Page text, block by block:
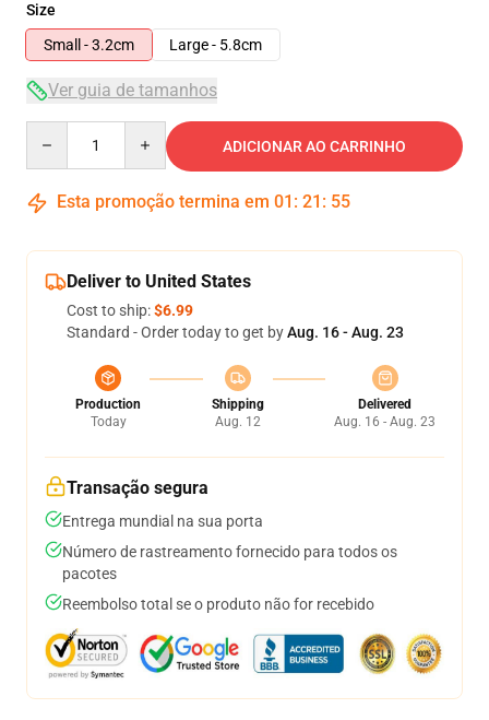
Size
Small - 3.2cm
Large - 5.8cm
Ver guia de tamanhos
ADICIONAR AO CARRINHO
Esta promoção termina em 01 : 21 : 55
Deliver to United States
Cost to ship:$6.99
Standard - Order today to get byAug. 16 - Aug. 23
Production
Today
Shipping
Aug. 12
Delivered
Aug. 16 - Aug. 23
Transação segura
Entrega mundial na sua porta
Número de rastreamento fornecido para todos os
pacotes
Reembolso total se o produto não for recebido